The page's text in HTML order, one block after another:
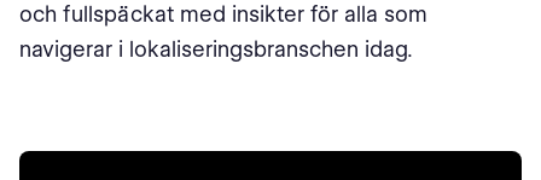
och fullspäckat med insikter för alla som
navigerar i lokaliseringsbranschen idag.